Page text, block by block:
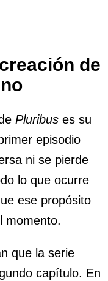
de
Pluribus es su
episodio
ni se pierde
lo que ocurre
ese propósito
momento.
que la serie
capítulo. En